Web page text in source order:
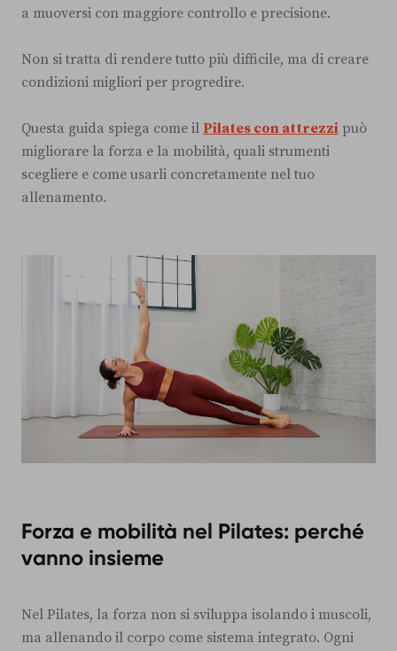
a muoversi con maggiore controllo e precisione.
Non si tratta di rendere tutto più difficile, ma di creare
condizioni migliori per progredire.
Questa guida spiega come il Pilates con attrezzi può
migliorare la forza e la mobilità, quali strumenti
scegliere e come usarli concretamente nel tuo
allenamento.
Forza e mobilità nel Pilates: perché
vanno insieme
Nel Pilates, la forza non si sviluppa isolando i muscoli,
ma allenando il corpo come sistema integrato. Ogni